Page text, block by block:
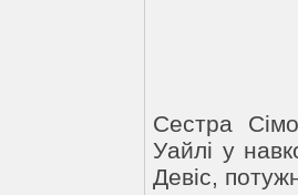
Сестра
Уайлі у
Девіс,